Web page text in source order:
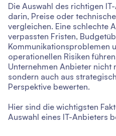
Die Auswahl des richtigen
darin, Preise oder
vergleichen. Eine schlechte
verpassten Fristen,
Kommunikationsproblemen
operationellen Risiken
Unternehmen Anbieter nicht
sondern auch aus
Perspektive bewerten.
Hier sind die wichtigsten
Auswahl eines IT-Anbieters